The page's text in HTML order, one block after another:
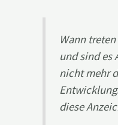
Wann
und sind es
nicht mehr
diese